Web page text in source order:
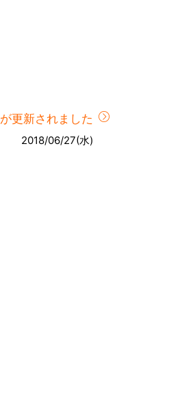
更新されました
2018/06/27(水)